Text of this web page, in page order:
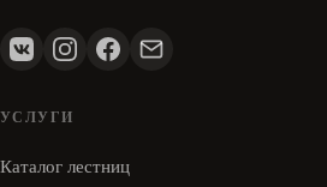
УСЛУГИ
Каталог лестниц